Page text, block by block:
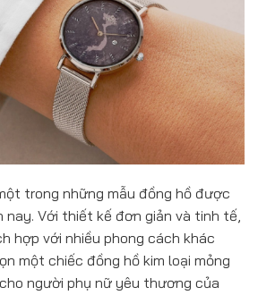
trong những mẫu đồng hồ được
nay. Với thiết kế đơn giản và tinh tế,
hợp với nhiều phong cách khác
một chiếc đồng hồ kim loại mỏng
người phụ nữ yêu thương của